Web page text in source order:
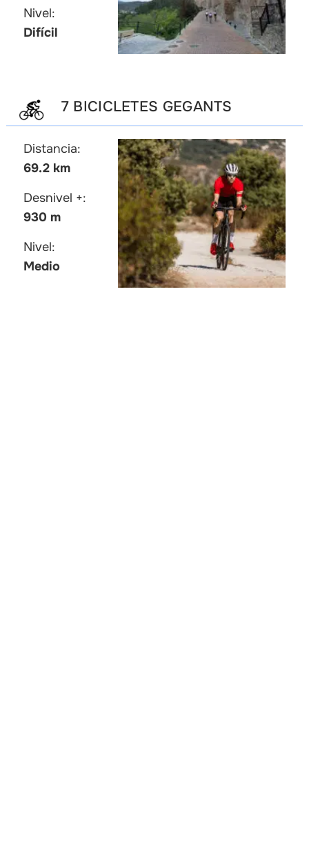
Nivel:
Difícil
7 BICICLETES GEGANTS
Distancia:
69.2 km
Desnivel +:
930 m
Nivel:
Medio